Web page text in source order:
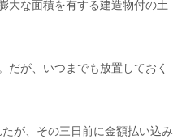
大な面積を有する建造物付の土
が、いつまでも放置しておく
が、その三日前に金額払い込み